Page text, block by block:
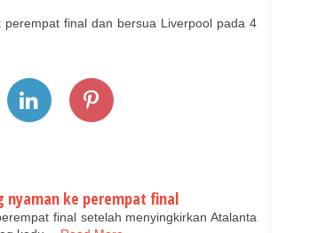
perempat final dan bersua Liverpool pada 4
nyaman ke perempat final
final setelah menyingkirkan Atalanta